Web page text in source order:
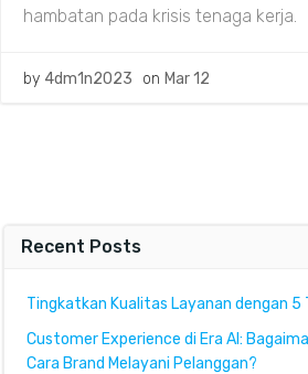
hambatan pada krisis tenaga kerja.
by 4dm1n2023 on Mar 12
Recent Posts
Tingkatkan Kualitas Layanan dengan
Customer Experience di Era AI:
Cara Brand Melayani Pelanggan?